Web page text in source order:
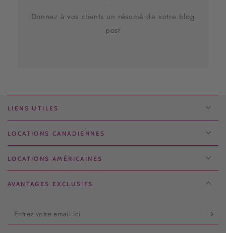
Donnez à vos clients un résumé de votre blog
post
LIENS UTILES
LOCATIONS CANADIENNES
LOCATIONS AMÉRICAINES
AVANTAGES EXCLUSIFS
Entrez
votre